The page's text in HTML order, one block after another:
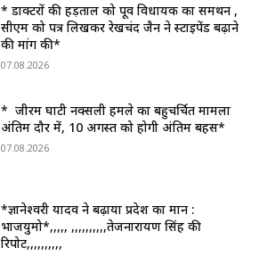
* डाक्टरों की हड़ताल को पूर्व विधायक का समर्थन ,
सीएम को पत्र लिखकर रेखचंद जैन ने स्टाइपेंड बढ़ाने
की मांग की*
07.08.2026
* जीरम घाटी नक्सली हमले का बहुचर्चित मामला
अंतिम दौर में, 10 अगस्त को होगी अंतिम बहस*
07.08.2026
*ज्ञानेश्वरी यादव ने बढ़ाया प्रदेश का मान :
भाजयुमो*,,,,, ,,,,,,,,,,तेजनारायण सिंह की
रिपोर्ट,,,,,,,,,,